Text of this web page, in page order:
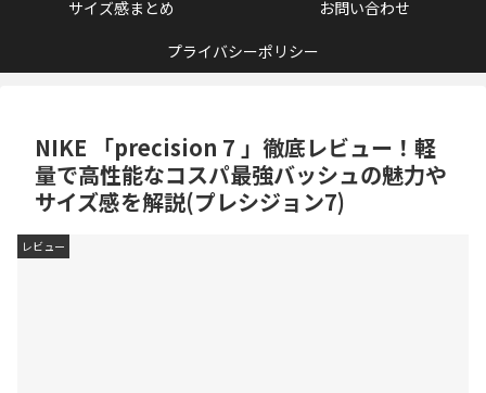
サイズ感まとめ
お問い合わせ
プライバシーポリシー
NIKE 「precision 7 」徹底レビュー！軽
量で高性能なコスパ最強バッシュの魅力や
サイズ感を解説(プレシジョン7)
レビュー